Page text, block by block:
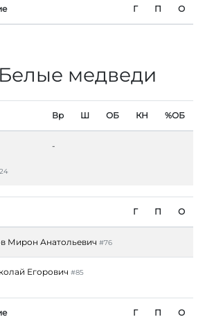
Г П О
медведи
Вр Ш ОБ КН %ОБ
-
Г П О
Мирон Анатольевич #76
Егорович #85
Г П О